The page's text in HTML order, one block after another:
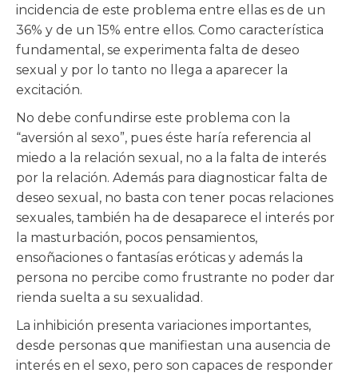
incidencia de este problema entre ellas es de un
36% y de un 15% entre ellos. Como característica
fundamental, se experimenta falta de deseo
sexual y por lo tanto no llega a aparecer la
excitación.
No debe confundirse este problema con la
“aversión al sexo”, pues éste haría referencia al
miedo a la relación sexual, no a la falta de interés
por la relación. Además para diagnosticar falta de
deseo sexual, no basta con tener pocas relaciones
sexuales, también ha de desaparece el interés por
la masturbación, pocos pensamientos,
ensoñaciones o fantasías eróticas y además la
persona no percibe como frustrante no poder dar
rienda suelta a su sexualidad.
La inhibición presenta variaciones importantes,
desde personas que manifiestan una ausencia de
interés en el sexo, pero son capaces de responder